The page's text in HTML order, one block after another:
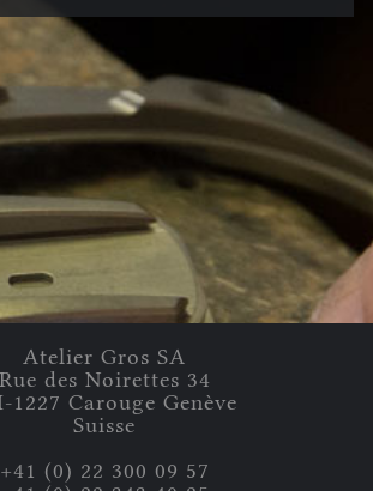
Atelier Gros SA
Rue des Noirettes 34
1227 Carouge Genève
Suisse
+41 (0) 22 300 09 57